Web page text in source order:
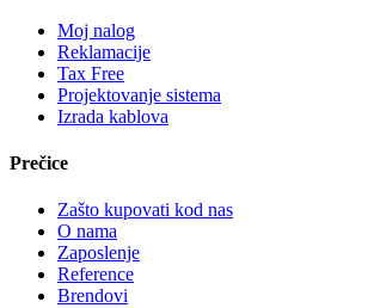
Moj nalog
Reklamacije
Tax Free
Projektovanje sistema
Izrada kablova
Prečice
Zašto kupovati kod nas
O nama
Zaposlenje
Reference
Brendovi